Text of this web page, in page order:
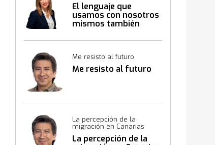
El lenguaje que
usamos con nosotros
mismos también
Me resisto al futuro
Me resisto al futuro
La percepción de la
migración en Canarias
La percepción de la